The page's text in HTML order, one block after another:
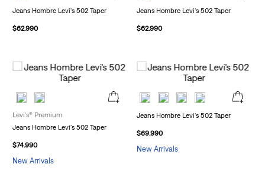
Jeans Hombre Levi's 502 Taper
$62.990
Jeans Hombre Levi's 502 Taper
$62.990
Levi's® Premium
Jeans Hombre Levi's 502 Taper
$74.990
New Arrivals
Jeans Hombre Levi's 502 Taper
$69.990
New Arrivals